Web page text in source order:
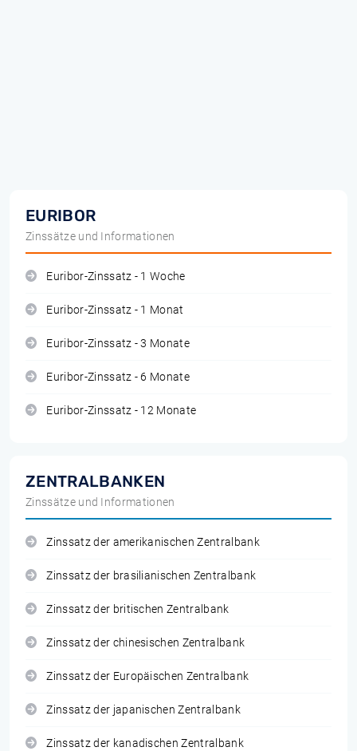
EURIBOR
Zinssätze und Informationen
Euribor-Zinssatz - 1 Woche
Euribor-Zinssatz - 1 Monat
Euribor-Zinssatz - 3 Monate
Euribor-Zinssatz - 6 Monate
Euribor-Zinssatz - 12 Monate
ZENTRALBANKEN
Zinssätze und Informationen
Zinssatz der amerikanischen Zentralbank
Zinssatz der brasilianischen Zentralbank
Zinssatz der britischen Zentralbank
Zinssatz der chinesischen Zentralbank
Zinssatz der Europäischen Zentralbank
Zinssatz der japanischen Zentralbank
Zinssatz der kanadischen Zentralbank